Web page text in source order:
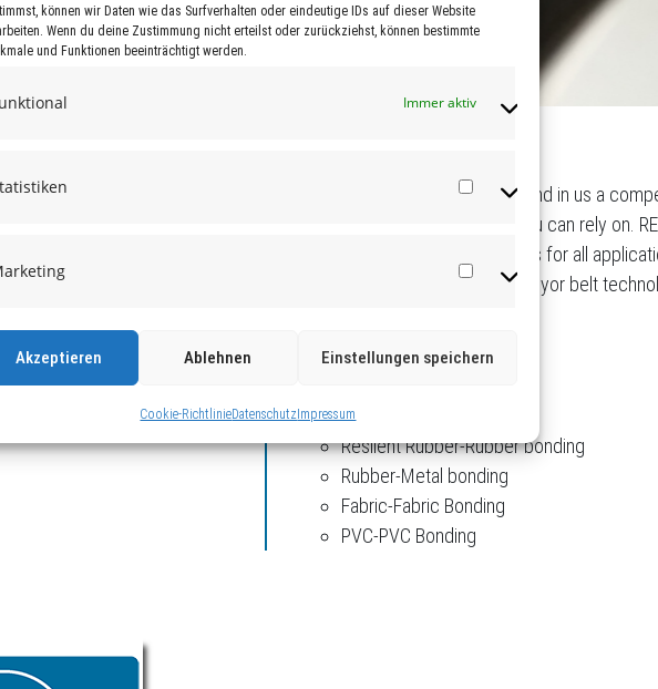
können wir Daten wie das Surfverhalten oder eindeutige IDs auf dieser Website
Wenn du deine Zustimmung nicht erteilst oder zurückziehst, können bestimmte
und Funktionen beeinträchtigt werden.
Immer aktiv
Statistiken
Marketing
Akzeptieren Ablehnen Einstellungen speichern
Cookie-RichtlinieDatenschutzImpressum
Sie in uns den
dem Sektor von
man sich verlassen
Ihnen technisch
alle Anwendungsbereiche
sowie in der
Since over 60 years you will find in us a
specialty adhesives, which you can rely on.
technically advanced products for all
protection as well in the conveyor belt
Resilent Rubber-Rubber bonding
Rubber-Metal bonding
Fabric-Fabric Bonding
PVC-PVC Bonding